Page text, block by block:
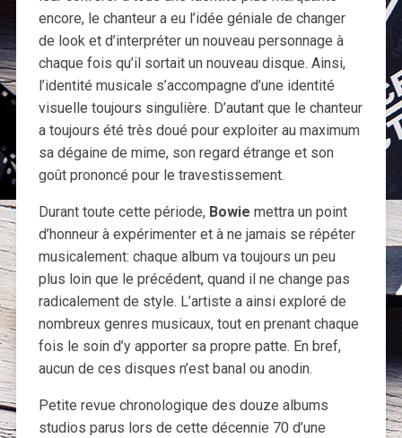
encore, le chanteur a eu l’idée géniale de changer
de look et d’interpréter un nouveau personnage à
chaque fois qu’il sortait un nouveau disque. Ainsi,
l’identité musicale s’accompagne d’une identité
visuelle toujours singulière. D’autant que le chanteur
a toujours été très doué pour exploiter au maximum
sa dégaine de mime, son regard étrange et son
goût prononcé pour le travestissement.
Durant toute cette période, Bowie mettra un point
d’honneur à expérimenter et à ne jamais se répéter
musicalement: chaque album va toujours un peu
plus loin que le précédent, quand il ne change pas
radicalement de style. L’artiste a ainsi exploré de
nombreux genres musicaux, tout en prenant chaque
fois le soin d’y apporter sa propre patte. En bref,
aucun de ces disques n’est banal ou anodin.
Petite revue chronologique des douze albums
studios parus lors de cette décennie 70 d’une